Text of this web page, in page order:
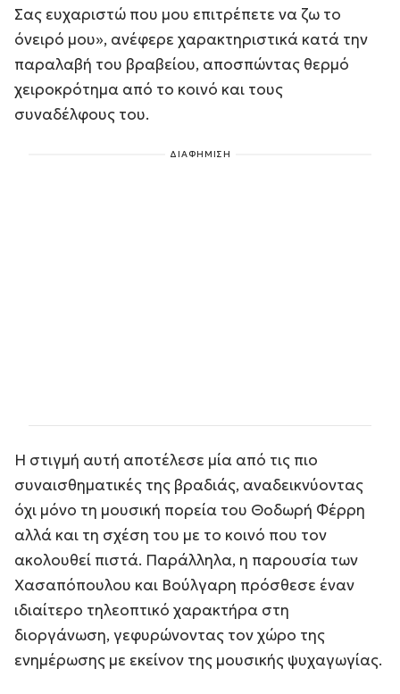
Σας ευχαριστώ που μου επιτρέπετε να ζω το
όνειρό μου», ανέφερε χαρακτηριστικά κατά την
παραλαβή του βραβείου, αποσπώντας θερμό
χειροκρότημα από το κοινό και τους
συναδέλφους του.
ΔΙΑΦΗΜΙΣΗ
Η στιγμή αυτή αποτέλεσε μία από τις πιο
συναισθηματικές της βραδιάς, αναδεικνύοντας
όχι μόνο τη μουσική πορεία του Θοδωρή Φέρρη
αλλά και τη σχέση του με το κοινό που τον
ακολουθεί πιστά. Παράλληλα, η παρουσία των
Χασαπόπουλου και Βούλγαρη πρόσθεσε έναν
ιδιαίτερο τηλεοπτικό χαρακτήρα στη
διοργάνωση, γεφυρώνοντας τον χώρο της
ενημέρωσης με εκείνον της μουσικής ψυχαγωγίας.